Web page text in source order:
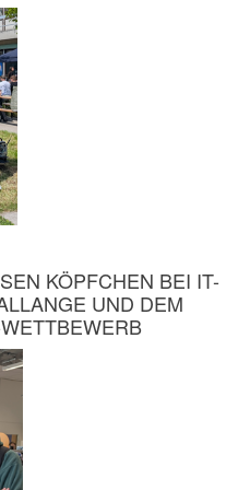
KÖPFCHEN BEI IT-
UND DEM